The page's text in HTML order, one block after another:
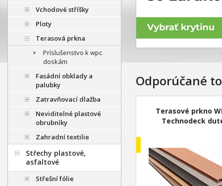
Odporúčané
Terasové prkno
Technodeck
Vchodové stříšky
Ploty
Terasová prkna
Príslušenstvo k wpc
doskám
Fasádní obklady a
palubky
Zatravňovací dlažba
Neviditelné plastové
obrubníky
Zahradní textilie
Střechy plastové,
asfaltové
Střešní fólie